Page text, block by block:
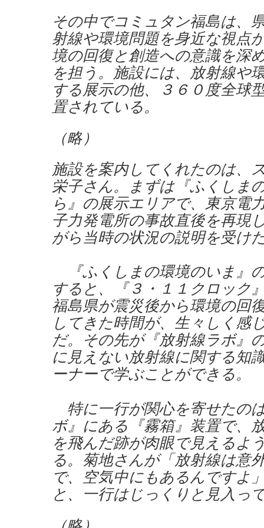
その中でコミュタン福島は、
射線や環境問題を身近な視点
境の回復と創造への意識を深
を担う。施設には、放射線や
する展示の他、３６０度全球
置されている。
（略）
施設を案内してくれたのは、
栄子さん。まずは『ふくしま
ら』の展示エリアで、東京電
子力発電所の事故直後を再現
がら当時の状況の説明を受け
『ふくしまの環境のいま』
すると、『３・１１クロック
福島県が震災後から環境の回
してきた時間が、生々しく感
だ。その先が『放射線ラボ』
に見えない放射線に関する知
ーナーで学ぶことができる。
特に一行が関心を寄せたの
ボ』にある『霧箱』装置で、
を飛んだ跡が肉眼で見えるよ
る。菊地さんが「放射線は意
で、空気中にもあるんですよ
と、一行はじっくりと見入っ